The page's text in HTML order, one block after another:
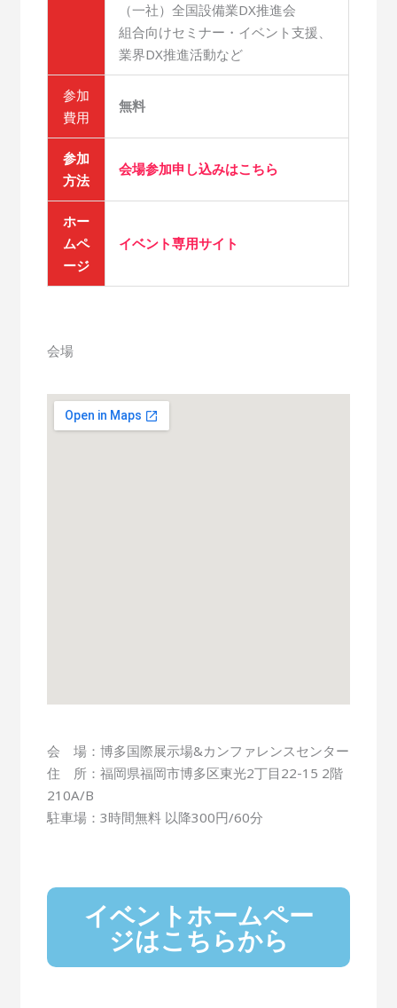
（一社）全国設備業DX推進会
組合向けセミナー・イベント支援、
業界DX推進活動など
参加
費用
無料
参加
方法
会場参加申し込みはこちら
ホー
ムペ
ージ
イベント専用サイト
会場
会 場：博多国際展示場&カンファレンスセンター
住 所：福岡県福岡市博多区東光2丁目22-15 2階
210A/B
駐車場：3時間無料 以降300円/60分
イベントホームペー
ジはこちらから